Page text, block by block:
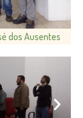
dos Ausentes